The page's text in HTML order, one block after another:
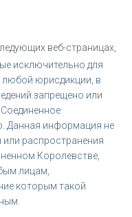
веб-страницах,
исключительно для
любой юрисдикции, в
запрещено или
Данная информация не
или распространения
Королевстве,
лицам,
которым такой